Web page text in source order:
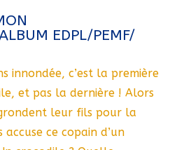
EDPL/PEMF/
innondée, c’est la première
et pas la dernière ! Alors
leur fils pour la
accuse ce copain d’un